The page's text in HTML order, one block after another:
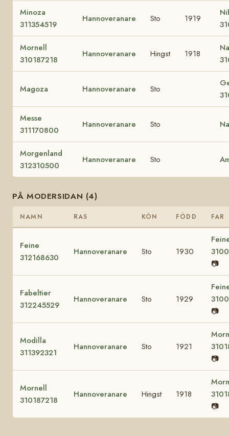
Minoza
311354519
Hannoveranare Sto 1919
Mornell
310187218
Hannoveranare Hingst 1918
Magoza Hannoveranare Sto
Messe
311170800
Hannoveranare Sto
Morgenland
312310500
Hannoveranare Sto
PÅ MODERSIDAN (4)
NAMN RAS KÖN FÖDD FAR
Feine
312168630
Hannoveranare Sto 1930
📷
Fabeltier
312245529
Hannoveranare Sto 1929
📷
Modilla
311392321
Hannoveranare Sto 1921
📷
Mornell
310187218
Hannoveranare Hingst 1918
📷